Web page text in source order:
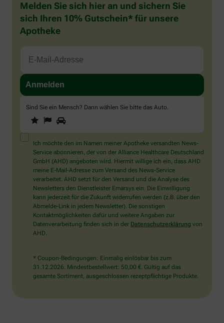
Melden Sie sich hier an und sichern Sie
sich Ihren 10% Gutschein* für unsere
Apotheke
Sind Sie ein Mensch? Dann wählen Sie bitte das Auto.
Sind
Sie
ein
Mensch?
Dann
wählen
Sie
bitte
das
Auto.
1 2
Ich möchte den im Namen meiner Apotheke versandten News-
Service abonnieren, der von der Alliance Healthcare Deutschland
GmbH (AHD) angeboten wird. Hiermit willige ich ein, dass AHD
meine E-Mail-Adresse zum Versand des News-Service
verarbeitet. AHD setzt für den Versand und die Analyse des
Newsletters den Dienstleister Emarsys ein. Die Einwilligung
kann jederzeit für die Zukunft widerrufen werden (z.B. über den
Abmelde-Link in jedem Newsletter). Die sonstigen
Kontaktmöglichkeiten dafür und weitere Angaben zur
Datenverarbeitung finden sich in der Datenschutzerklärung von
AHD.
* Coupon-Bedingungen: Einmalig einlösbar bis zum
31.12.2026. Mindestbestellwert: 50,00 €. Gültig auf das
gesamte Sortiment, ausgeschlossen rezeptpflichtige Produkte.